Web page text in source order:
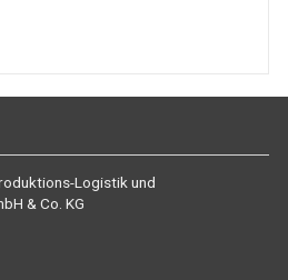
Logistik und
& Co. KG